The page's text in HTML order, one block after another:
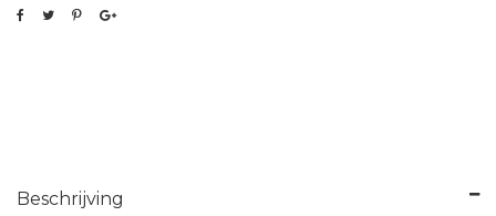
Beschrijving